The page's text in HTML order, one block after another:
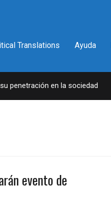
Translations Ayuda
en la sociedad
evento de